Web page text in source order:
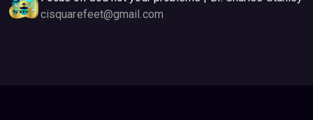
cisquarefeet@gmail.com